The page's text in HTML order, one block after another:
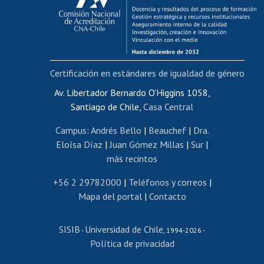
Funcionarias/os
Cursos internos de capacitación
Bienestar del personal
Portal de movilidad interna
Certificado de renta
Certificado de renta honorarios
Editar páginas blancas
Extranjeras/os
Revalidación y reconocimiento de títulos
Postulación al Programa de Movilidad Estudiantil
Cursos de español
Av. Libertador Bernardo O'Higgins 1058,
Santiago de Chile, Casa Central
Campus: Andrés Bello | Beauchef| Dra.
Eloísa Díaz |Juan Gómez Millas | Sur |
más recintos
+56 2 29782000 | Teléfonos y correos |
Mapa del portal| Contacto
SISIB - Universidad de Chile, 1994-2026 -
Política de privacidad
Certificación en estándares de igualdad de género